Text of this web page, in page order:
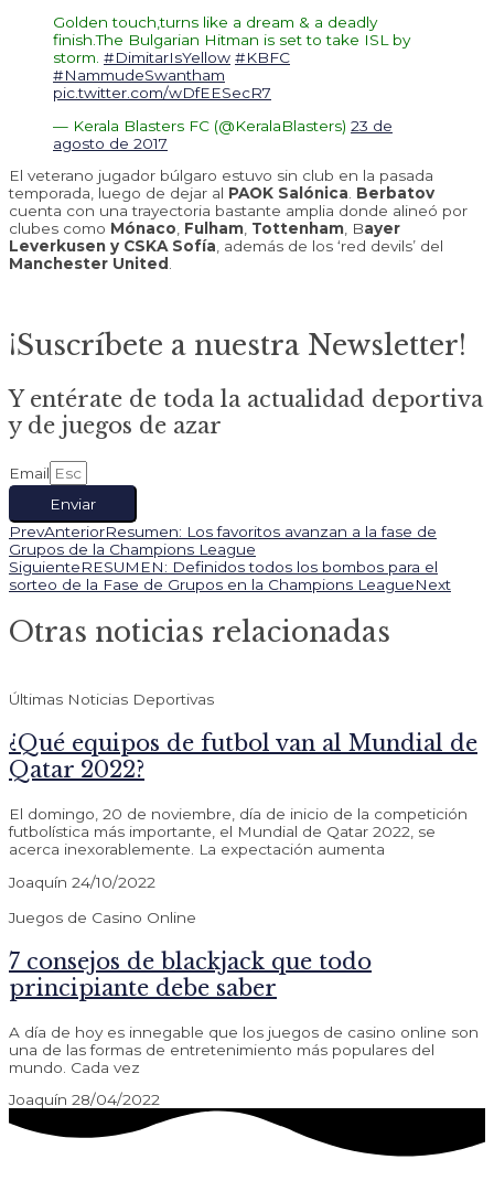
Golden touch,turns like a dream & a deadly
finish.The Bulgarian Hitman is set to take ISL by
storm. #DimitarIsYellow #KBFC
#NammudeSwantham
pic.twitter.com/wDfEESecR7
— Kerala Blasters FC (@KeralaBlasters) 23 de
agosto de 2017
El veterano jugador búlgaro estuvo sin club en la pasada
temporada, luego de dejar al PAOK Salónica. Berbatov
cuenta con una trayectoria bastante amplia donde alineó por
clubes como Mónaco, Fulham, Tottenham, Bayer
Leverkusen y CSKA Sofía, además de los ‘red devils’ del
Manchester United .
¡Suscríbete a nuestra Newsletter!
Y entérate de toda la actualidad deportiva
y de juegos de azar
Email
Enviar
PrevAnteriorResumen: Los favoritos avanzan a la fase de
Grupos de la Champions League
SiguienteRESUMEN: Definidos todos los bombos para el
sorteo de la Fase de Grupos en la Champions LeagueNext
Otras noticias relacionadas
Últimas Noticias Deportivas
¿Qué equipos de futbol van al Mundial de
Qatar 2022?
El domingo, 20 de noviembre, día de inicio de la competición
futbolística más importante, el Mundial de Qatar 2022, se
acerca inexorablemente. La expectación aumenta
Joaquín 24/10/2022
Juegos de Casino Online
7 consejos de blackjack que todo
principiante debe saber
A día de hoy es innegable que los juegos de casino online son
una de las formas de entretenimiento más populares del
mundo. Cada vez
Joaquín 28/04/2022